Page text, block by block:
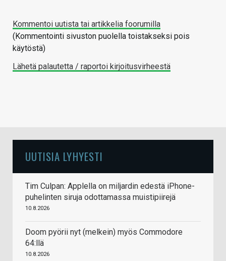
Kommentoi uutista tai artikkelia foorumilla
(Kommentointi sivuston puolella toistakseksi pois
käytöstä)
Lähetä palautetta / raportoi kirjoitusvirheestä
UUTISIA LYHYESTI
Tim Culpan: Applella on miljardin edestä iPhone-
puhelinten siruja odottamassa muistipiirejä
10.8.2026
Doom pyörii nyt (melkein) myös Commodore
64:llä
10.8.2026